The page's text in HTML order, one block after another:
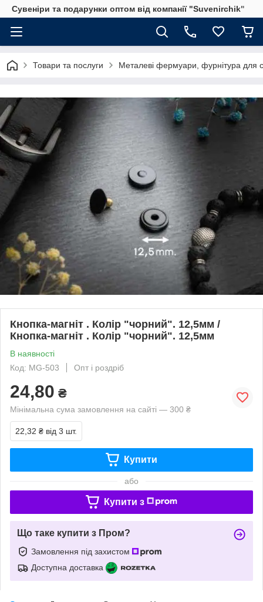
Сувеніри та подарунки оптом від компанії "Suvenirchik"
Товари та послуги Металеві фермуари, фурнітура для
Кнопка-магніт . Колір "чорний". 12,5мм /
Кнопка-магніт . Колір "чорний". 12,5мм
В наявності
Код: MG-503
Опт і роздріб
24,80 ₴
Мінімальна сума замовлення на сайті — 300 ₴
22,32 ₴ від 3 шт.
Купити
або
Купити з
Що таке купити з Пром?
Замовлення під захистом
Доступна доставка